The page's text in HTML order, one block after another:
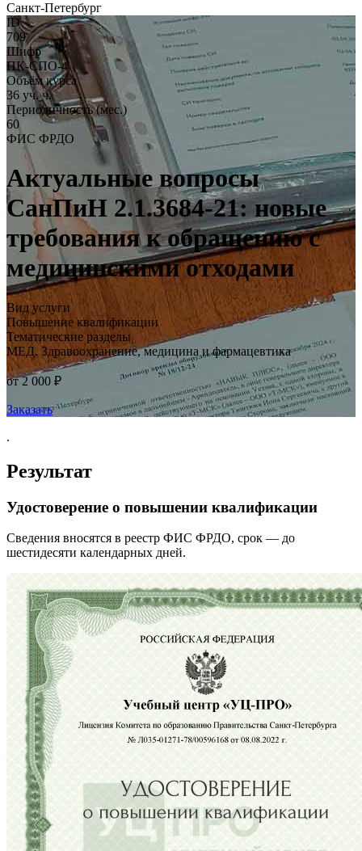
Санкт-Петербург
ID
709
Шифр
ПК-СПО-4
Объём курса
36 уч. ч.
Периодичность (мес.)
60
ФИС ФРДО
Актуальные вопросы
СанПиН 2.1.3684-21: новые
требования к обращению с
медицинскими отходами
Вид услуги
Повышение квалификации
Тематические разделы
МЕД. Здравоохранение, медицина и фармацевтика
от 2 000 ₽
Заказать
.
Результат
Удостоверение о повышении квалификации
Сведения вносятся в реестр ФИС ФРДО, срок — до
шестидесяти календарных дней.